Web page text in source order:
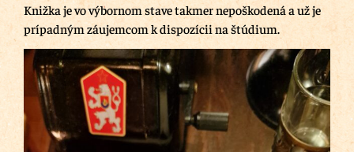
Knižka je vo výbornom stave takmer nepoškodená a už je
prípadným záujemcom k dispozícii na štúdium.